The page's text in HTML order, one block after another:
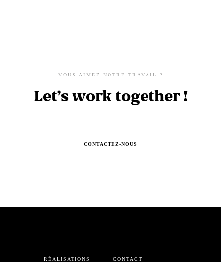
VOUS AIMEZ NOTRE TRAVAIL ?
Let’s work together !
CONTACTEZ-NOUS
RÉALISATIONS CONTACT